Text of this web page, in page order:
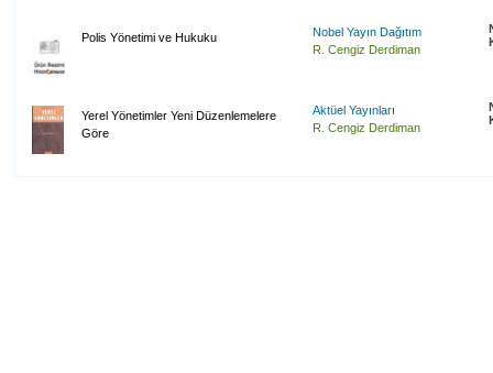
Polis Yönetimi ve Hukuku
Nobel Yayın Dağıtım
R. Cengiz Derdiman
Yerel Yönetimler Yeni Düzenlemelere
Göre
Aktüel Yayınları
R. Cengiz Derdiman